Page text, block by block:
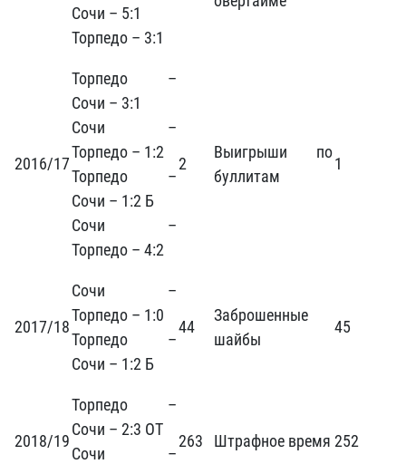
Сочи – 5:1
Торпедо – 3:1
2016/17
Торпедо –
Сочи – 3:1
Сочи –
Торпедо – 1:2
Торпедо –
Сочи – 1:2 Б
Сочи –
Торпедо – 4:2
2
Выигрыши по
буллитам
1
2017/18
Сочи –
Торпедо – 1:0
Торпедо –
Сочи – 1:2 Б
44
Заброшенные
шайбы
45
2018/19
Торпедо –
Сочи – 2:3 ОТ
Сочи –
263 Штрафное время 252